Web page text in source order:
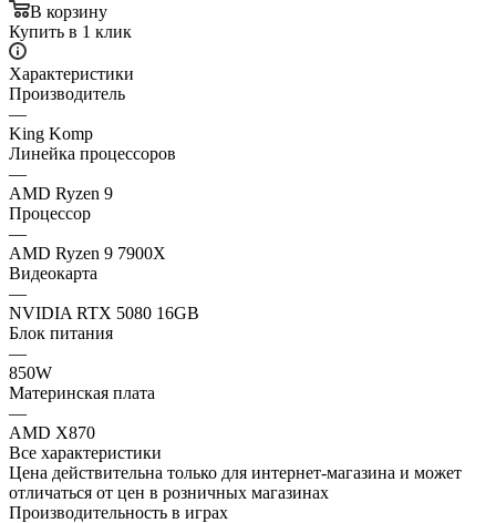
В корзину
Купить в 1 клик
Характеристики
Производитель
—
King Komp
Линейка процессоров
—
AMD Ryzen 9
Процессор
—
AMD Ryzen 9 7900X
Видеокарта
—
NVIDIA RTX 5080 16GB
Блок питания
—
850W
Материнская плата
—
AMD X870
Все характеристики
Цена действительна только для интернет-магазина и может
отличаться от цен в розничных магазинах
Производительность в играх